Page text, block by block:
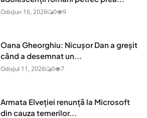
OdixJun 16, 2026 0 9
Oana Gheorghiu: Nicușor Dan a greșit
când a desemnat un...
OdixJul 11, 2026 0 7
Armata Elveției renunță la Microsoft
din cauza temerilor...